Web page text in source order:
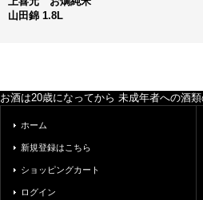
山田錦 1.8L
お酒は20歳になってから 未成年者への酒類
ホーム
新規登録はこちら
ショッピングカート
ログイン